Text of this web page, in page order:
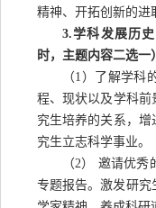
精神、开拓创新的进
3.学科发展历
时，主题内容二选一
（1）了解学科
程、现状以及学科前
究生培养的关系，增
究生立志科学事业。
（2） 邀请优秀
专题报告。激发研究